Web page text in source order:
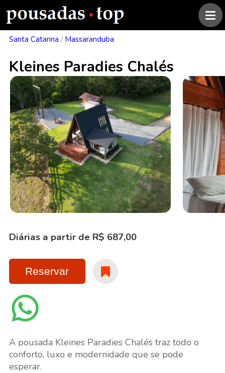
Santa Catarina / Massaranduba
Kleines Paradies Chalés
Diárias a partir de R$ 687,00
Reservar
A pousada Kleines Paradies Chalés traz todo o
conforto, luxo e modernidade que se pode
esperar.